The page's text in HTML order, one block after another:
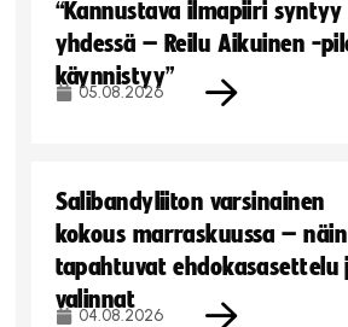
“Kannustava ilmapiiri syntyy
yhdessä – Reilu Aikuinen -
käynnistyy”
05.08.2026
Salibandyliiton varsinainen
kokous marraskuussa – näin
tapahtuvat ehdokasasettelu
valinnat
04.08.2026